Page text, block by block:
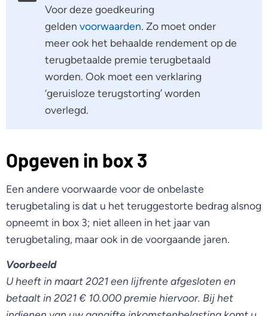
Voor deze goedkeuring
gelden voorwaarden. Zo moet onder
meer ook het behaalde rendement op de
terugbetaalde premie terugbetaald
worden. Ook moet een verklaring
‘geruisloze terugstorting’ worden
overlegd.
Opgeven in box 3
Een andere voorwaarde voor de onbelaste
terugbetaling is dat u het teruggestorte bedrag alsnog
opneemt in box 3; niet alleen in het jaar van
terugbetaling, maar ook in de voorgaande jaren.
Voorbeeld
U heeft in maart 2021 een lijfrente afgesloten en
betaalt in 2021 € 10.000 premie hiervoor. Bij het